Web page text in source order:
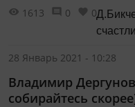
1613 0 0
28 Январь 2021 - 10:28
Владимир
собирайтесь